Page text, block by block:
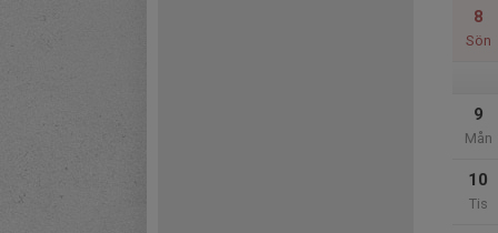
8
Sön
9
Mån
10
Tis